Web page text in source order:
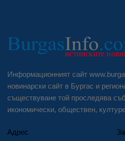
Информационният сайт
новинарски сайт в Бургас и
съществуване той проследява
икономически, обществен,
Адрес